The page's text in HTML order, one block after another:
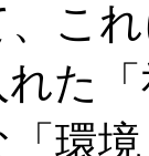
こ
た
環